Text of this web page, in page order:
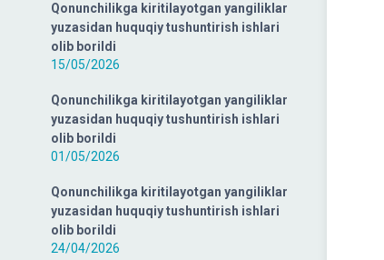
Qonunchilikga kiritilayotgan yangiliklar
yuzasidan huquqiy tushuntirish ishlari
olib borildi
15/05/2026
Qonunchilikga kiritilayotgan yangiliklar
yuzasidan huquqiy tushuntirish ishlari
olib borildi
01/05/2026
Qonunchilikga kiritilayotgan yangiliklar
yuzasidan huquqiy tushuntirish ishlari
olib borildi
24/04/2026